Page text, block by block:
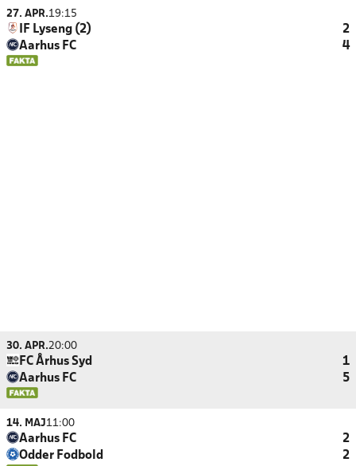
27. APR.19:15
IF Lyseng (2)
2
Aarhus FC
4
30. APR.20:00
FC Århus Syd
1
Aarhus FC
5
14. MAJ11:00
Aarhus FC
2
Odder Fodbold
2